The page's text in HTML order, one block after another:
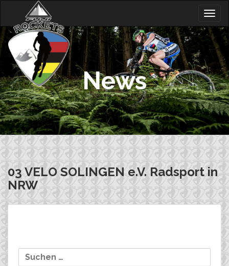
content
News
03 VELO SOLINGEN e.V. Radsport in
NRW